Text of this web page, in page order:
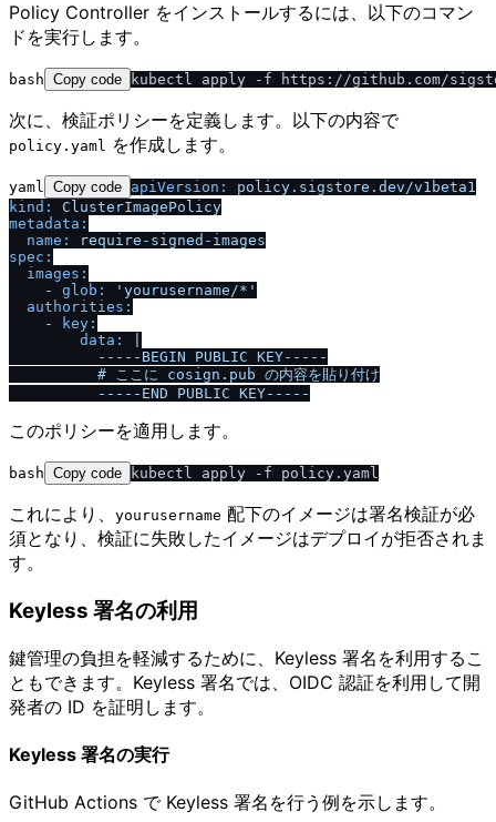
Policy Controller をインストールするには、以下のコマン
ドを実行します。
bash Copy code
次に、検証ポリシーを定義します。以下の内容で
policy.yaml を作成します。
yaml Copy code apiVersion: policy.sigstore.dev/v1beta1
kind:
ClusterImagePolicy
metadata:
name:
require-signed-images
spec:
images:
-
glob: 'yourusername/*'
authorities:
-
key:
data:
          -----BEGIN PUBLIC KEY-----
          # ここに cosign.pub の内容を貼り付け
このポリシーを適用します。
bash Copy code
これにより、 yourusername 配下のイメージは署名検証が必
須となり、検証に失敗したイメージはデプロイが拒否されま
す。
Keyless 署名の利用
鍵管理の負担を軽減するために、Keyless 署名を利用するこ
ともできます。Keyless 署名では、OIDC 認証を利用して開
発者の ID を証明します。
Keyless 署名の実行
GitHub Actions で Keyless 署名を行う例を示します。